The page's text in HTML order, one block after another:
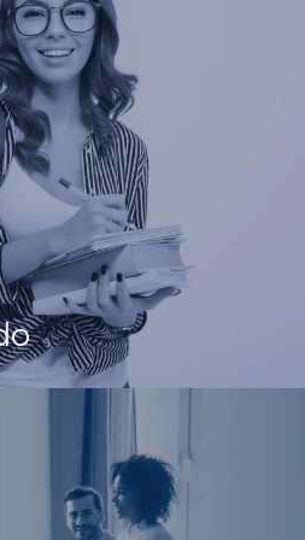
estatales o a empresas privadas que
suscripción y desarrollo de